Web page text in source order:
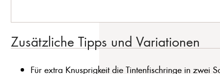
Zusätzliche Tipps und Variationen
Für extra Knusprigkeit die Tintenfischringe in zwei